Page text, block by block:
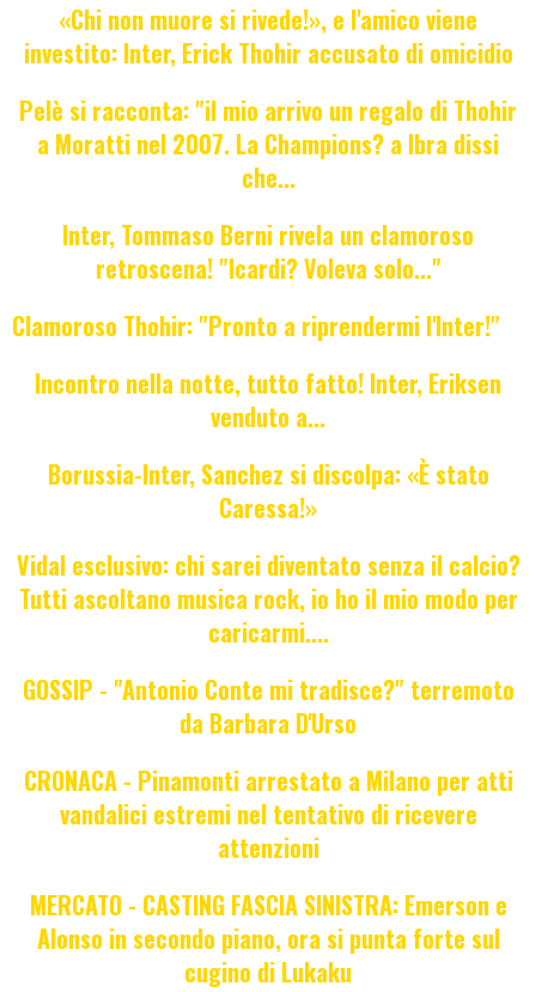
«Chi non muore si rivede!», e l'amico viene
investito: Inter, Erick Thohir accusato di omicidio
Pelè si racconta: "il mio arrivo un regalo di Thohir
a Moratti nel 2007. La Champions? a Ibra dissi
che...
Inter, Tommaso Berni rivela un clamoroso
retroscena! "Icardi? Voleva solo..."
Clamoroso Thohir: "Pronto a riprendermi l'Inter!"
Incontro nella notte, tutto fatto! Inter, Eriksen
venduto a...
Borussia-Inter, Sanchez si discolpa: «È stato
Caressa!»
Vidal esclusivo: chi sarei diventato senza il calcio?
Tutti ascoltano musica rock, io ho il mio modo per
caricarmi....
GOSSIP - "Antonio Conte mi tradisce?" terremoto
da Barbara D'Urso
CRONACA - Pinamonti arrestato a Milano per atti
vandalici estremi nel tentativo di ricevere
attenzioni
MERCATO - CASTING FASCIA SINISTRA: Emerson e
Alonso in secondo piano, ora si punta forte sul
cugino di Lukaku